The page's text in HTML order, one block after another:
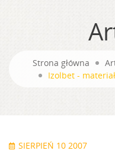
Strona główna
Izolbet -
SIERPIEŃ 10 2007